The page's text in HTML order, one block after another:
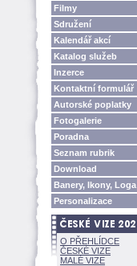
Filmy
Sdružení
Kalendář akcí
Katalog služeb
Inzerce
Kontaktní formulář
Autorské poplatky
Fotogalerie
Poradna
Seznam rubrik
Download
Banery, Ikony, Loga
Personalizace
O PŘEHLÍDCE
ČESKÉ VIZE
MALÉ VIZE